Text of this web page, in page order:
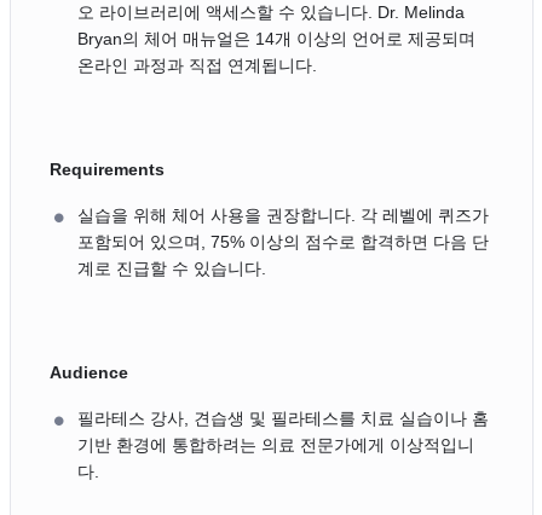
오 라이브러리에 액세스할 수 있습니다. Dr. Melinda
Bryan의 체어 매뉴얼은 14개 이상의 언어로 제공되며
온라인 과정과 직접 연계됩니다.
Requirements
실습을 위해 체어 사용을 권장합니다. 각 레벨에 퀴즈가
포함되어 있으며, 75% 이상의 점수로 합격하면 다음 단
계로 진급할 수 있습니다.
Audience
필라테스 강사, 견습생 및 필라테스를 치료 실습이나 홈
기반 환경에 통합하려는 의료 전문가에게 이상적입니
다.